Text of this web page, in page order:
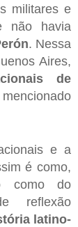
militares e
não havia
. Nessa
Aires,
de
e a
é como,
como do
reflexão
latino-